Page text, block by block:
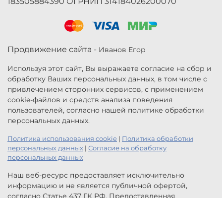
Продвижение сайта - Иванов Егор
Используя этот сайт, Вы выражаете согласие на сбор и
обработку Ваших персональных данных, в том числе с
привлечением сторонних сервисов, с применением
cookie-файлов и средств анализа поведения
пользователей, согласно нашей политике обработки
персональных данных.
Политика использования cookie | Политика обработки
персональных данных | Согласие на обработку
персональных данных
Наш веб-ресурс предоставляет исключительно
информацию и не является публичной офертой,
согласно Статье 437 ГК РФ. Предоставленная